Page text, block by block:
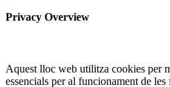
Privacy Overview
Aquest lloc web utilitza cookies per
essencials per al funcionament de